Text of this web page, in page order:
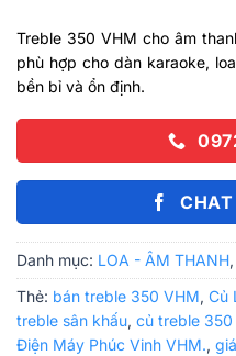
Treble 350 VHM cho âm
phù hợp cho dàn karaoke,
bền bỉ và ổn định.
CHAT
Danh mục: LOA - ÂM THANH,
Thẻ: bán treble 350 VHM, Củ
treble sân khấu, củ treble 350
Điện Máy Phúc Vinh VHM.,